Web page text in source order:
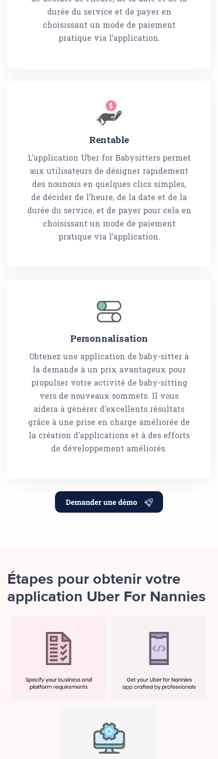
durée du service et de payer en
choisissant un mode de paiement
pratique via l’application.
Rentable
L’application Uber for Babysitters permet
aux utilisateurs de désigner rapidement
des nounous en quelques clics simples,
de décider de l’heure, de la date et de la
durée du service, et de payer pour cela en
choisissant un mode de paiement
pratique via l’application.
Personnalisation
Obtenez une application de baby-sitter à
la demande à un prix avantageux pour
propulser votre activité de baby-sitting
vers de nouveaux sommets. Il vous
aidera à générer d’excellents résultats
grâce à une prise en charge améliorée de
la création d’applications et à des efforts
de développement améliorés.
Étapes pour obtenir votre
application Uber For Nannies